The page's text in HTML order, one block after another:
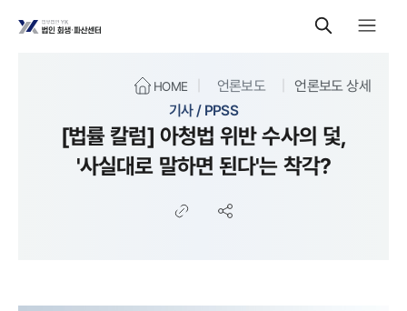
HOME 언론보도
언론보도 상세
기사 / PPSS
[법률 칼럼] 아청법 위반 수사의 덫,
'사실대로 말하면 된다'는 착각?